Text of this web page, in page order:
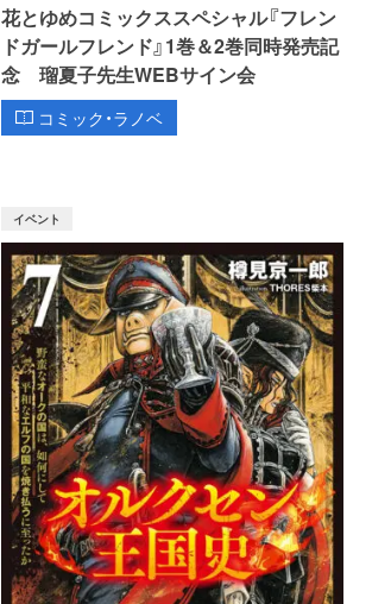
花とゆめコミックススペシャル『フレン
ドガールフレンド』1巻＆2巻同時発売記
念 瑠夏子先生WEBサイン会
コミック・ラノベ
イベント